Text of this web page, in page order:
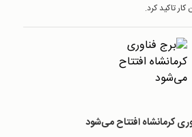
تاکید کرد.
کرمانشاه افتتاح می‌شود